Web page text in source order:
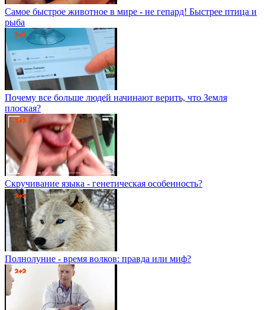
Самое быстрое животное в мире - не гепард! Быстрее птица и
рыба
Почему все больше людей начинают верить, что Земля
плоская?
Скручивание языка - генетическая особенность?
Полнолуние - время волков: правда или миф?